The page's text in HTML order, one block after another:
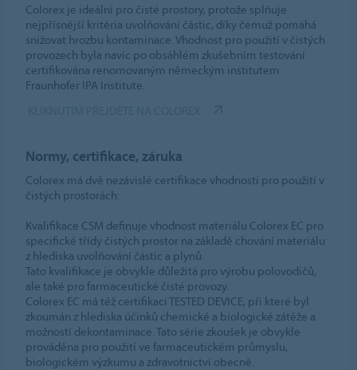
Colorex je ideální pro čisté prostory, protože splňuje
nejpřísnější kritéria uvolňování částic, díky čemuž pomáhá
snižovat hrozbu kontaminace. Vhodnost pro použití v čistých
provozech byla navíc po obsáhlém zkušebním testování
certifikována renomovaným německým institutem
Fraunhofer IPA Institute.
Normy, certifikace, záruka
Colorex má dvě nezávislé certifikace vhodnosti pro použití v
čistých prostorách:
Kvalifikace CSM definuje vhodnost materiálu Colorex EC pro
specifické třídy čistých prostor na základě chování materiálu
z hlediska uvolňování částic a plynů.
Tato kvalifikace je obvykle důležitá pro výrobu polovodičů,
ale také pro farmaceutické čisté provozy.
Colorex EC má též certifikaci TESTED DEVICE, při které byl
zkoumán z hlediska účinků chemické a biologické zátěže a
možností dekontaminace. Tato série zkoušek je obvykle
prováděna pro použití ve farmaceutickém průmyslu,
biologickém výzkumu a zdravotnictví obecně.